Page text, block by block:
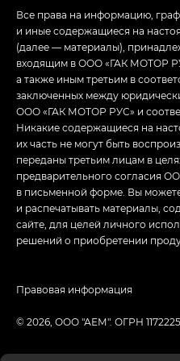
Все права на информацию,
и иные содержащиеся на
(далее — материалы),
входящим в ООО «ГАК МОТОР
а также иным третьим в
заключенных между
ООО «ГАК МОТОР РУС» и
Никакие содержащиеся на
их часть не могут быть
переданы третьим лицам в
предварительного согласия
в письменной форме. Вы
и распечатывать материалы,
сайте, для целей личного
решений о приобретении
© 2026, ООО "АЕМ". ОГРН
Правовая информация